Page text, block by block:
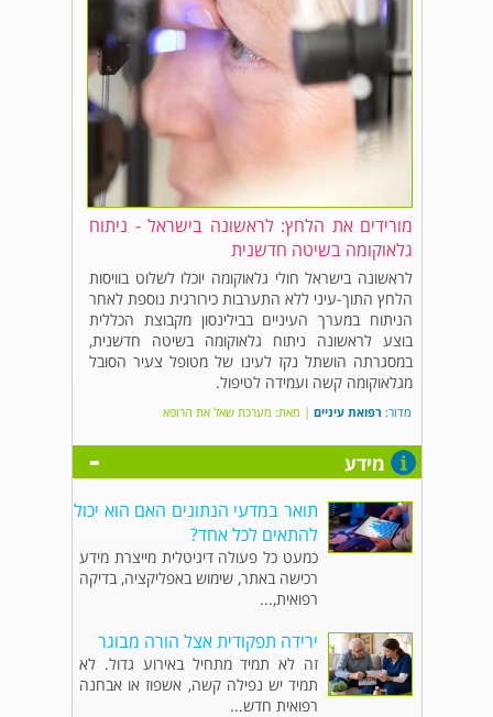
מורידים את הלחץ: לראשונה בישראל - ניתוח
גלאוקומה בשיטה חדשנית
לראשונה בישראל חולי גלאוקומה יוכלו לשלוט בוויסות
הלחץ התוך-עיני ללא התערבות כירורגית נוספת לאחר
הניתוח במערך העיניים בבילינסון מקבוצת הכללית
בוצע לראשונה ניתוח גלאוקומה בשיטה חדשנית,
במסגרתה הושתל נקז לעינו של מטופל צעיר הסובל
מגלאוקומה קשה ועמידה לטיפול.
מדור: רפואת עיניים| מאת: מערכת שאל את הרופא
מידע -
תואר במדעי הנתונים האם הוא יכול
להתאים לכל אחד?
כמעט כל פעולה דיגיטלית מייצרת מידע
רכישה באתר, שימוש באפליקציה, בדיקה
רפואית,...
ירידה תפקודית אצל הורה מבוגר
זה לא תמיד מתחיל באירוע גדול. לא
תמיד יש נפילה קשה, אשפוז או אבחנה
רפואית חדש...